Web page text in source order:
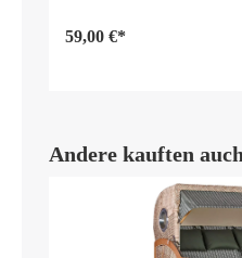
59,00 €*
Andere kauften auch